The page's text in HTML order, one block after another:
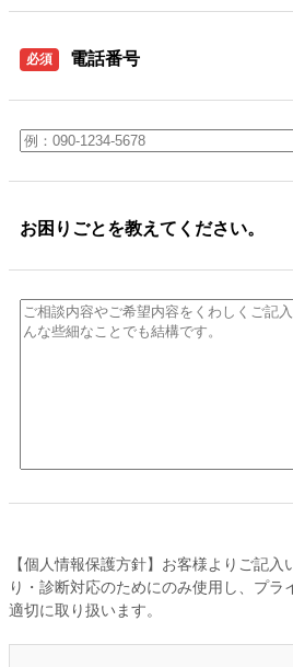
必須 電話番号
お困りごとを教えてください。
【個人情報保護方針】お客様よりご記
り・診断対応のためにのみ使用し、プラ
適切に取り扱います。